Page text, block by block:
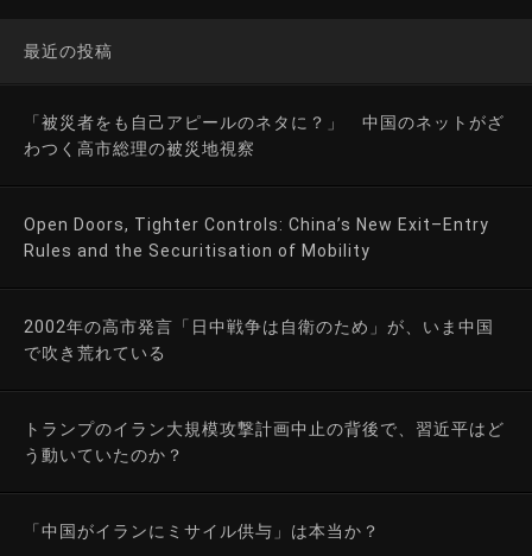
最近の投稿
「被災者をも自己アピールのネタに？」 中国のネットがざ
わつく高市総理の被災地視察
Open Doors, Tighter Controls: China’s New Exit–Entry
Rules and the Securitisation of Mobility
2002年の高市発言「日中戦争は自衛のため」が、いま中国
で吹き荒れている
トランプのイラン大規模攻撃計画中止の背後で、習近平はど
う動いていたのか？
「中国がイランにミサイル供与」は本当か？